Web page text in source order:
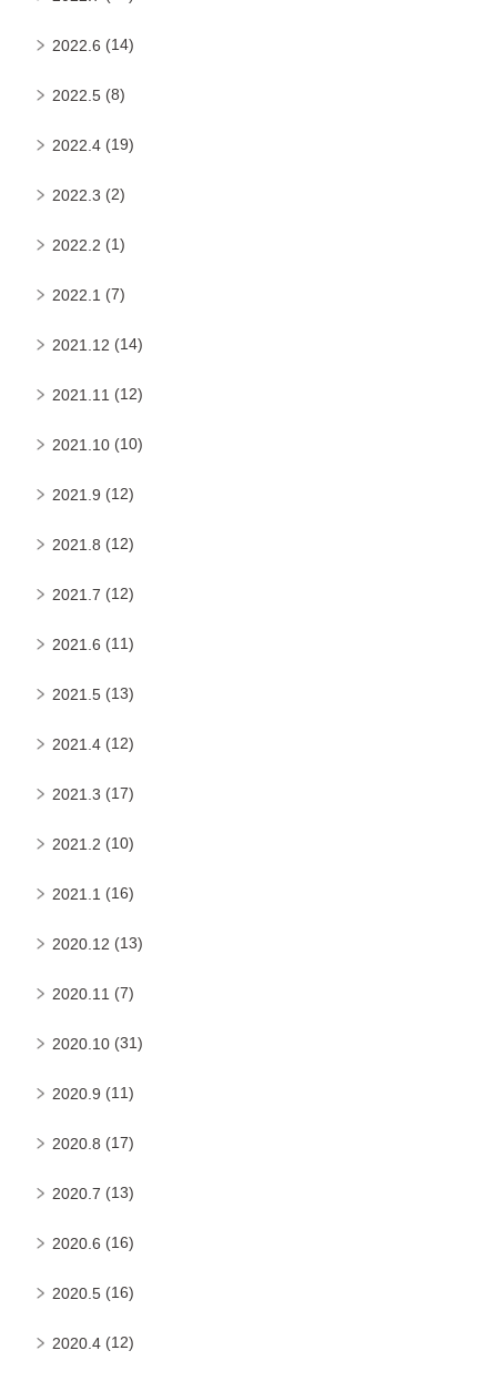
2022.6 (14)
2022.5 (8)
2022.4 (19)
2022.3 (2)
2022.2 (1)
2022.1 (7)
2021.12 (14)
2021.11 (12)
2021.10 (10)
2021.9 (12)
2021.8 (12)
2021.7 (12)
2021.6 (11)
2021.5 (13)
2021.4 (12)
2021.3 (17)
2021.2 (10)
2021.1 (16)
2020.12 (13)
2020.11 (7)
2020.10 (31)
2020.9 (11)
2020.8 (17)
2020.7 (13)
2020.6 (16)
2020.5 (16)
2020.4 (12)